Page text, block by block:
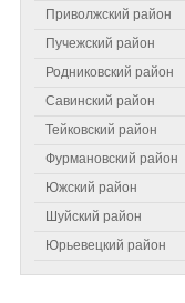
Приволжский район
Пучежский район
Родниковский район
Савинский район
Тейковский район
Фурмановский район
Южский район
Шуйский район
Юрьевецкий район
Самое читаемое